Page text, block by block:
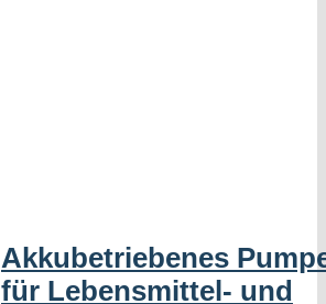
Akkubetriebenes
für Lebensmittel- und